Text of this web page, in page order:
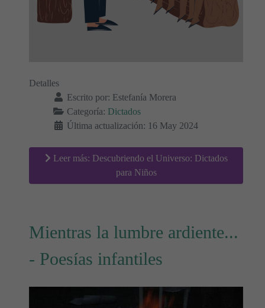
Detalles
Escrito por: Estefanía Morera
Categoría: Dictados
Última actualización: 16 May 2024
Leer más: Descubriendo el Universo: Dictados
para Niños
Mientras la lumbre ardiente...
- Poesías infantiles